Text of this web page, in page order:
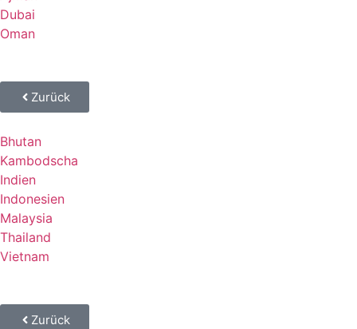
Dubai
Oman
Zurück
Bhutan
Kambodscha
Indien
Indonesien
Malaysia
Thailand
Vietnam
Zurück